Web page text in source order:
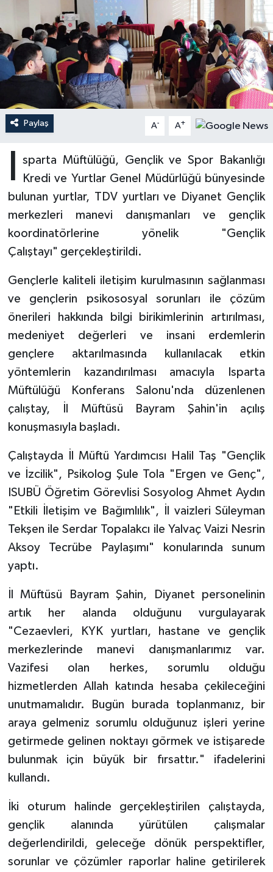
Paylaş A- A+
sparta Müftülüğü, Gençlik ve Spor Bakanlığı
Kredi ve Yurtlar Genel Müdürlüğü bünyesinde
bulunan yurtlar, TDV yurtları ve Diyanet Gençlik
merkezleri manevi danışmanları ve gençlik
koordinatörlerine yönelik "Gençlik
Çalıştayı" gerçekleştirildi.
Gençlerle kaliteli iletişim kurulmasının sağlanması
ve gençlerin psikososyal sorunları ile çözüm
önerileri hakkında bilgi birikimlerinin artırılması,
medeniyet değerleri ve insani erdemlerin
gençlere aktarılmasında kullanılacak etkin
yöntemlerin kazandırılması amacıyla Isparta
Müftülüğü Konferans Salonu'nda düzenlenen
çalıştay, İl Müftüsü Bayram Şahin'in açılış
konuşmasıyla başladı.
Çalıştayda İl Müftü Yardımcısı Halil Taş "Gençlik
ve İzcilik", Psikolog Şule Tola "Ergen ve Genç",
ISUBÜ Öğretim Görevlisi Sosyolog Ahmet Aydın
"Etkili İletişim ve Bağımlılık", İl vaizleri Süleyman
Tekşen ile Serdar Topalakcı ile Yalvaç Vaizi Nesrin
Aksoy Tecrübe Paylaşımı" konularında sunum
yaptı.
İl Müftüsü Bayram Şahin, Diyanet personelinin
artık her alanda olduğunu vurgulayarak
"Cezaevleri, KYK yurtları, hastane ve gençlik
merkezlerinde manevi danışmanlarımız var.
Vazifesi olan herkes, sorumlu olduğu
hizmetlerden Allah katında hesaba çekileceğini
unutmamalıdır. Bugün burada toplanmanız, bir
araya gelmeniz sorumlu olduğunuz işleri yerine
getirmede gelinen noktayı görmek ve istişarede
bulunmak için büyük bir fırsattır." ifadelerini
kullandı.
İki oturum halinde gerçekleştirilen çalıştayda,
gençlik alanında yürütülen çalışmalar
değerlendirildi, geleceğe dönük perspektifler,
sorunlar ve çözümler raporlar haline getirilerek
Ardahan Müftülüğü
Artvin Müftülüğü
Aydın Müftülüğü
Balıkesir Müftülüğü
Batman Müftülüğü
Bayburt Müftülüğü
Bilecik Müftülüğü
Bitlis Müftülüğü
Bolu Müftülüğü
Bursa Müftülüğü
Çanakkale Müftülüğü
Çankırı Müftülüğü
Çorum Müftülüğü
Denizli Müftülüğü
Diyarbakır Müftülüğü
Edirne Müftülüğü
Elazığ Müftülüğü
Erzurum Müftülüğü
Eskişehir Müftülüğü
Giresun Müftülüğü
Gümüşhane Müftülüğü
Hakkari Müftülüğü
Kudüs
Kurban
Mukabele
Peygamberimizin Hayatı
Sahabeler
Zekat
Hutbeler
DİYANET AKADEMİ
DİYANET GENÇLİK
DİYANET RADYO/TV
Dünya
Eğitim
Kültür-Sanat
Sağlık
Makaleler
Duyurular
Podcast
Bilim, Teknoloji
Biyografiler
İhtida Haberleri